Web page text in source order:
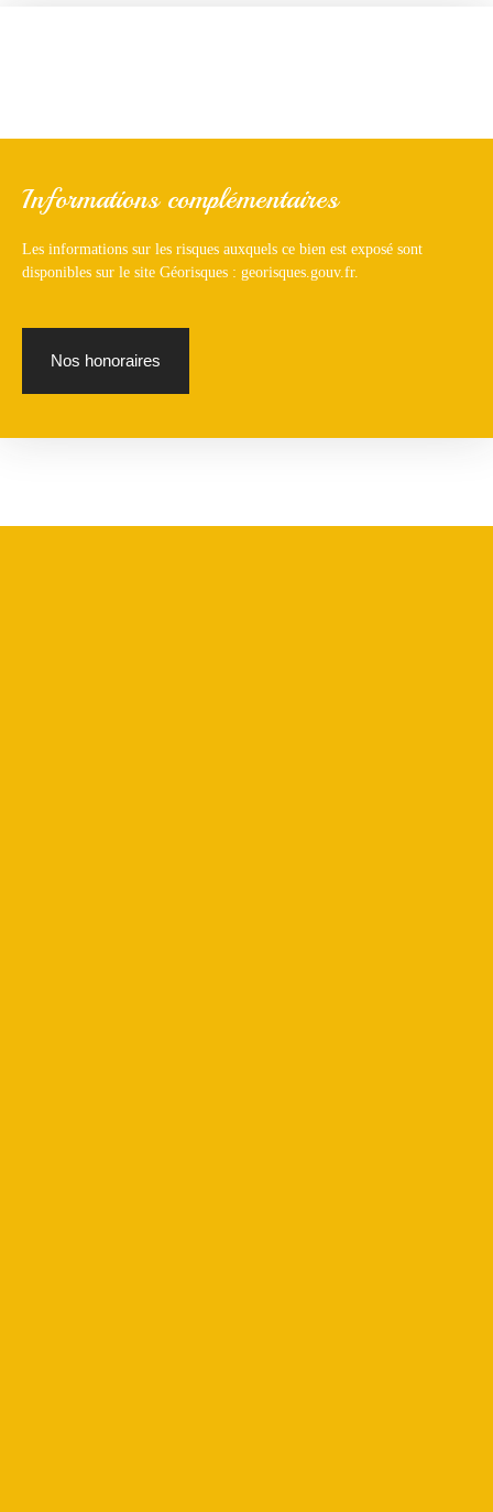
Informations complémentaires
Les informations sur les risques auxquels ce bien est exposé sont
disponibles sur le site Géorisques : georisques.gouv.fr.
Nos honoraires